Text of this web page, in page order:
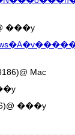
���y
Mac
���y